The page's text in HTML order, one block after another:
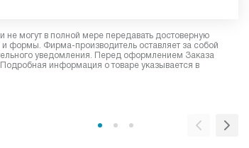
могут в полной мере передавать достоверную
формы. Фирма-производитель оставляет за собой
уведомления. Перед оформлением Заказа
информация о товаре указывается в